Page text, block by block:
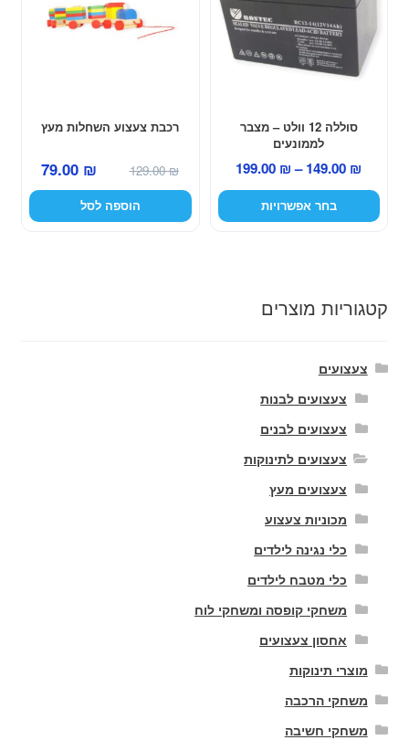
סוללה 12 וולט – מצבר
לממונעים
149.00 ₪
–
199.00 ₪
טווח
מחירים:
בחר אפשרויות
מספר
סוגים.
ניתן
לבחור
האפשרויות
המוצר
רכבת צעצוע השחלות מעץ
129.00₪
המחיר
המקורי
היה:
79.00 ₪
המחיר
הנוכחי
הוא:
הוספה לסל
קטגוריות מוצרים
צעצועים
צעצועים לבנות
צעצועים לבנים
צעצועים לתינוקות
צעצועים מעץ
מכוניות צעצוע
כלי נגינה לילדים
כלי מטבח לילדים
משחקי קופסה ומשחקי לוח
אחסון צעצועים
מוצרי תינוקות
משחקי הרכבה
משחקי חשיבה